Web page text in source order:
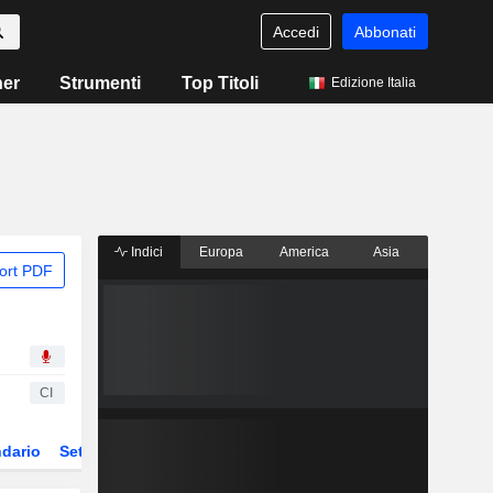
Accedi Abbonati
Strumenti Top Titoli Edizione Italia
PDF
CI
Settore
Indici Europa America Asia